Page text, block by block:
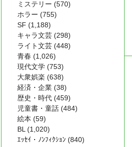
ミステリー (570)
ホラー (755)
SF (1,188)
キャラ文芸 (298)
ライト文芸 (448)
青春 (1,026)
現代文学 (753)
大衆娯楽 (638)
経済・企業 (38)
歴史・時代 (459)
児童書・童話 (484)
絵本 (59)
BL (1,020)
ｴｯｾｲ・ﾉﾝﾌｨｸｼｮﾝ (840)